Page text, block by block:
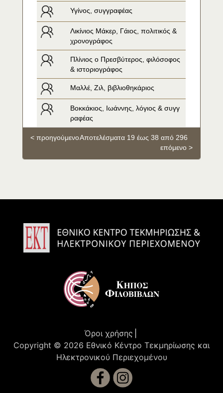
Υγίνος, συγγραφέας
Λικίνιος Μάκερ, Γάιος, πολιτικός &
χρονογράφος
Πλίνιος ο Πρεσβύτερος, φιλόσοφος
& ιστοριογράφος
Μαλλέ, Ζιλ, βιβλιοθηκάριος
Βοκκάκιος, Ιωάννης, λόγιος & συγγ
ραφέας
Αποτελέσματα 19 έως 38 από 296
< προηγούμενο
επόμενο >